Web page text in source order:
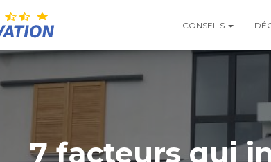
CONSEILS
7 facteurs qui